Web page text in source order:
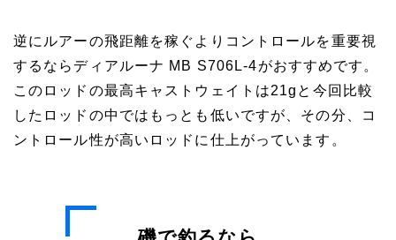
逆にルアーの飛距離を稼ぐよりコントロールを重要視
するならディアルーナ MB S706L-4がおすすめです。
このロッドの最高キャストウェイトは21gと今回比較
したロッドの中ではもっとも低いですが、その分、コ
ントロール性が高いロッドに仕上がっています。